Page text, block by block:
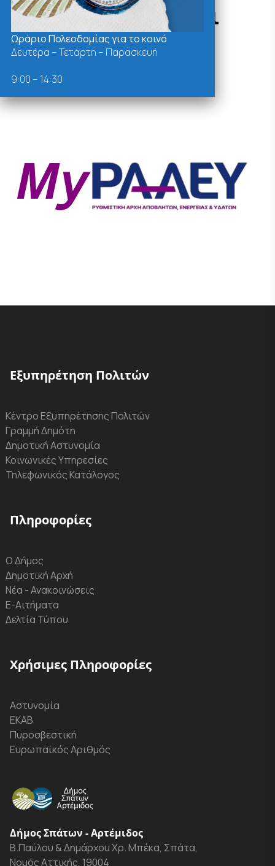
Δράσεις - Χρήσιμοι
Σύνδεσμοι
Εξυπηρέτηση Πολιτών
Κέντρο Εξυπηρέτησης Πολιτών
Γραμμή Δημότη
Δημοτική Αστυνομία
Κοινωνικές Υπηρεσίες
Τηλεφωνικός Κατάλογος
Πληροφορίες
Ο Δήμος
Δημοτική Αρχή
Νέα - Ανακοινώσεις
Ε-Αιτήματα
Δελτία Τύπου
Χρήσιμες Πληροφορίες
Αστυνομία
ΕΚΑΒ
Πυροσβεστική
Ευρωπαϊκός Αριθμός
Δήμος Σπάτων - Αρτέμιδος
Β.Παύλου & Δημάρχου Χρ. Μπέκα, Σπάτα,
Νομός Αττικής, 19004
Ωράριο Πολεοδομίας για το κοινό
Δευτέρα – Τετάρτη – Παρασκευή
9:00 – 14:30